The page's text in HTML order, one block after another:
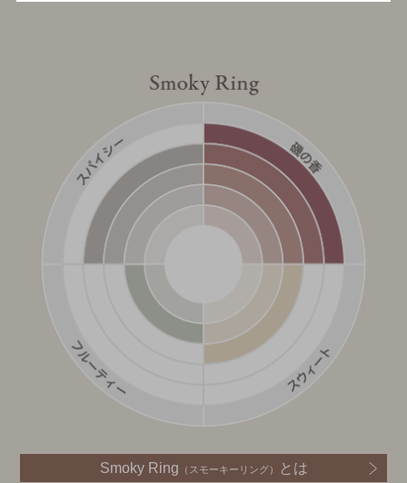
Smoky Ring （スモーキーリング） とは